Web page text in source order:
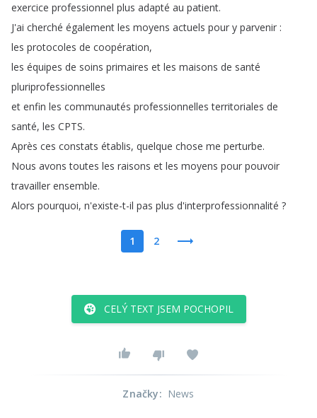
exercice professionnel plus adapté au patient.
J'ai cherché également les moyens actuels pour y parvenir :
les protocoles de coopération,
les équipes de soins primaires et les maisons de santé
pluriprofessionnelles
et enfin les communautés professionnelles territoriales de
santé, les CPTS.
Après ces constats établis, quelque chose me perturbe.
Nous avons toutes les raisons et les moyens pour pouvoir
travailler ensemble.
Alors pourquoi, n'existe-t-il pas plus d'interprofessionnalité ?
1 2
CELÝ TEXT JSEM POCHOPIL
Značky: News